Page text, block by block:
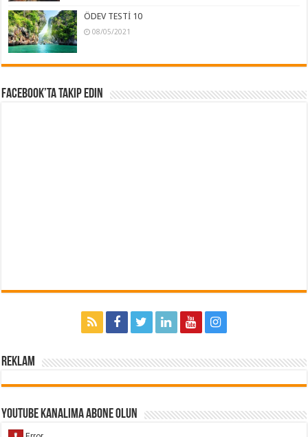
ÖDEV TESTİ 10
08/05/2021
Facebook’ta Takip Edin
Reklam
Youtube Kanalıma Abone Olun